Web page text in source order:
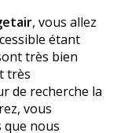
, vous allez
étant
très bien
très
de recherche la
vous
que nous